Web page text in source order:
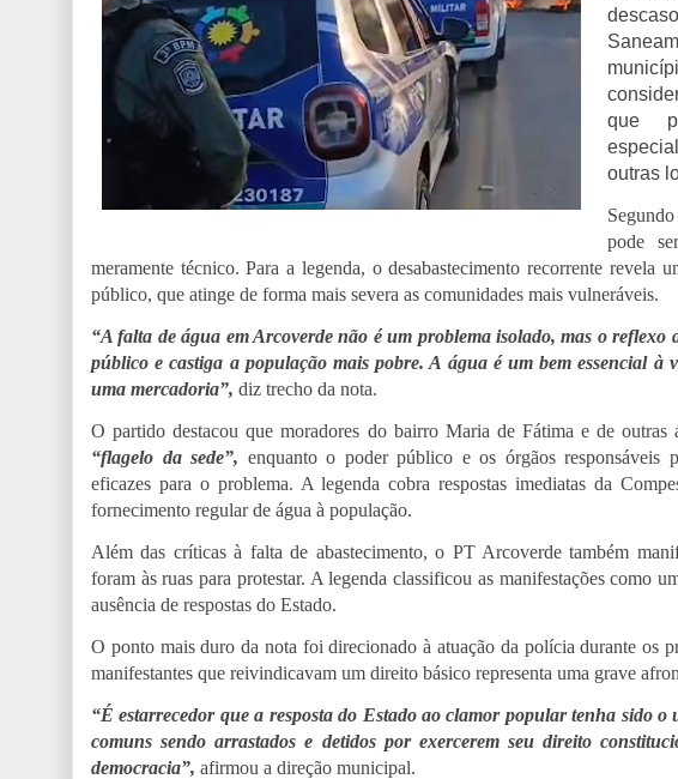
que
outras
pode
meramente técnico. Para a legenda, o desabastecimento recorrente revela
público, que atinge de forma mais severa as comunidades mais vulneráveis.
“A falta de água em Arcoverde não é um problema isolado, mas o reflexo
público e castiga a população mais pobre. A água é um bem essencial
uma mercadoria”, diz trecho da nota.
O partido destacou que moradores do bairro Maria de Fátima e de outras
“flagelo da sede”, enquanto o poder público e os órgãos responsáveis
eficazes para o problema. A legenda cobra respostas imediatas da
fornecimento regular de água à população.
Além das críticas à falta de abastecimento, o PT Arcoverde também
foram às ruas para protestar. A legenda classificou as manifestações como
ausência de respostas do Estado.
O ponto mais duro da nota foi direcionado à atuação da polícia durante os
manifestantes que reivindicavam um direito básico representa uma grave
“É estarrecedor que a resposta do Estado ao clamor popular tenha sido
comuns sendo arrastados e detidos por exercerem seu direito
democracia”, afirmou a direção municipal.